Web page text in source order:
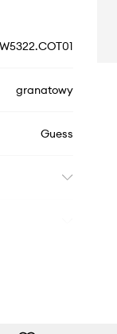
granatowy
Guess